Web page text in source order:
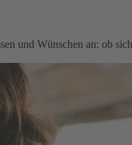
und Wünschen an: ob